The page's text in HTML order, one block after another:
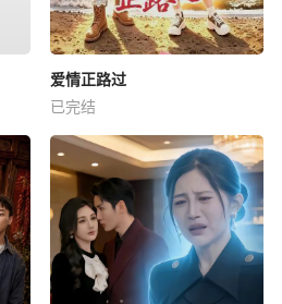
爱情正路过
已完结